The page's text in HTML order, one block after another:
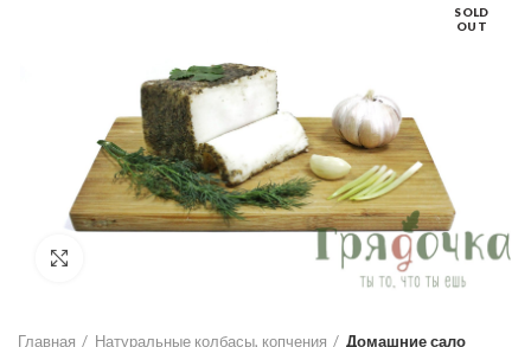
SOLD
OUT
Главная Натуральные колбасы, копчения Домашние сало